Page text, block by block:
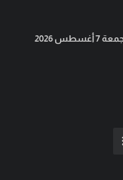
برج العقرب .. حظك يوم الجمعة 7 أغسطس 2026